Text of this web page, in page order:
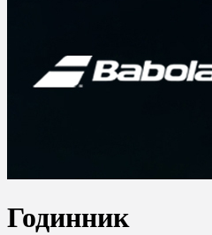
Годинник